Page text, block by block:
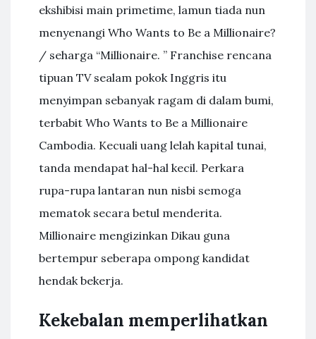
ekshibisi main primetime, lamun tiada nun
menyenangi Who Wants to Be a Millionaire?
/ seharga “Millionaire. ” Franchise rencana
tipuan TV sealam pokok Inggris itu
menyimpan sebanyak ragam di dalam bumi,
terbabit Who Wants to Be a Millionaire
Cambodia. Kecuali uang lelah kapital tunai,
tanda mendapat hal-hal kecil. Perkara
rupa-rupa lantaran nun nisbi semoga
mematok secara betul menderita.
Millionaire mengizinkan Dikau guna
bertempur seberapa ompong kandidat
hendak bekerja.
Kekebalan memperlihatkan